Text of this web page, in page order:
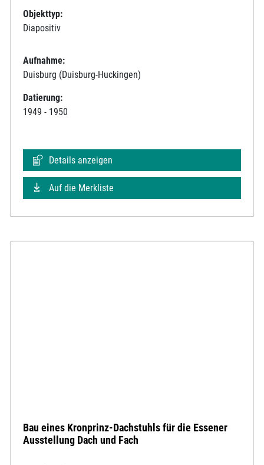
Objekttyp:
Diapositiv
Aufnahme:
Duisburg (Duisburg-Huckingen)
Datierung:
1949 - 1950
Details anzeigen
Auf die Merkliste
Bau eines Kronprinz-Dachstuhls für die Essener
Ausstellung Dach und Fach